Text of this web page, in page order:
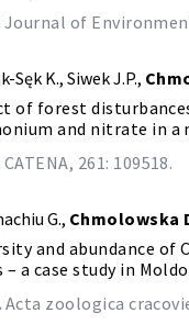
Journal of
Sęk K., Siwek J.P.,
of forest
and nitrate in a
CATENA, 261: 109518.
G., Chmolowska
and abundance of
– a case study in
Acta zoologica